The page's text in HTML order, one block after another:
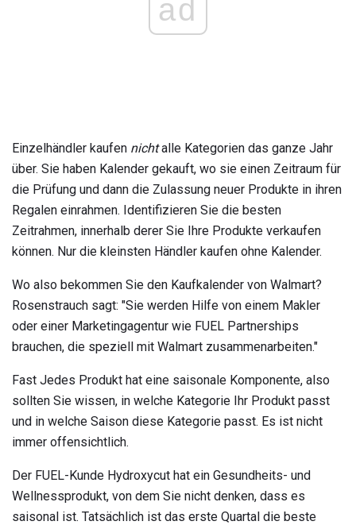
ad
Einzelhändler kaufen nichtalle Kategorien das ganze Jahr
über. Sie haben Kalender gekauft, wo sie einen Zeitraum für
die Prüfung und dann die Zulassung neuer Produkte in ihren
Regalen einrahmen. Identifizieren Sie die besten
Zeitrahmen, innerhalb derer Sie Ihre Produkte verkaufen
können. Nur die kleinsten Händler kaufen ohne Kalender.
Wo also bekommen Sie den Kaufkalender von Walmart?
Rosenstrauch sagt: "Sie werden Hilfe von einem Makler
oder einer Marketingagentur wie FUEL Partnerships
brauchen, die speziell mit Walmart zusammenarbeiten."
Fast Jedes Produkt hat eine saisonale Komponente, also
sollten Sie wissen, in welche Kategorie Ihr Produkt passt
und in welche Saison diese Kategorie passt. Es ist nicht
immer offensichtlich.
Der FUEL-Kunde Hydroxycut hat ein Gesundheits- und
Wellnessprodukt, von dem Sie nicht denken, dass es
saisonal ist. Tatsächlich ist das erste Quartal die beste